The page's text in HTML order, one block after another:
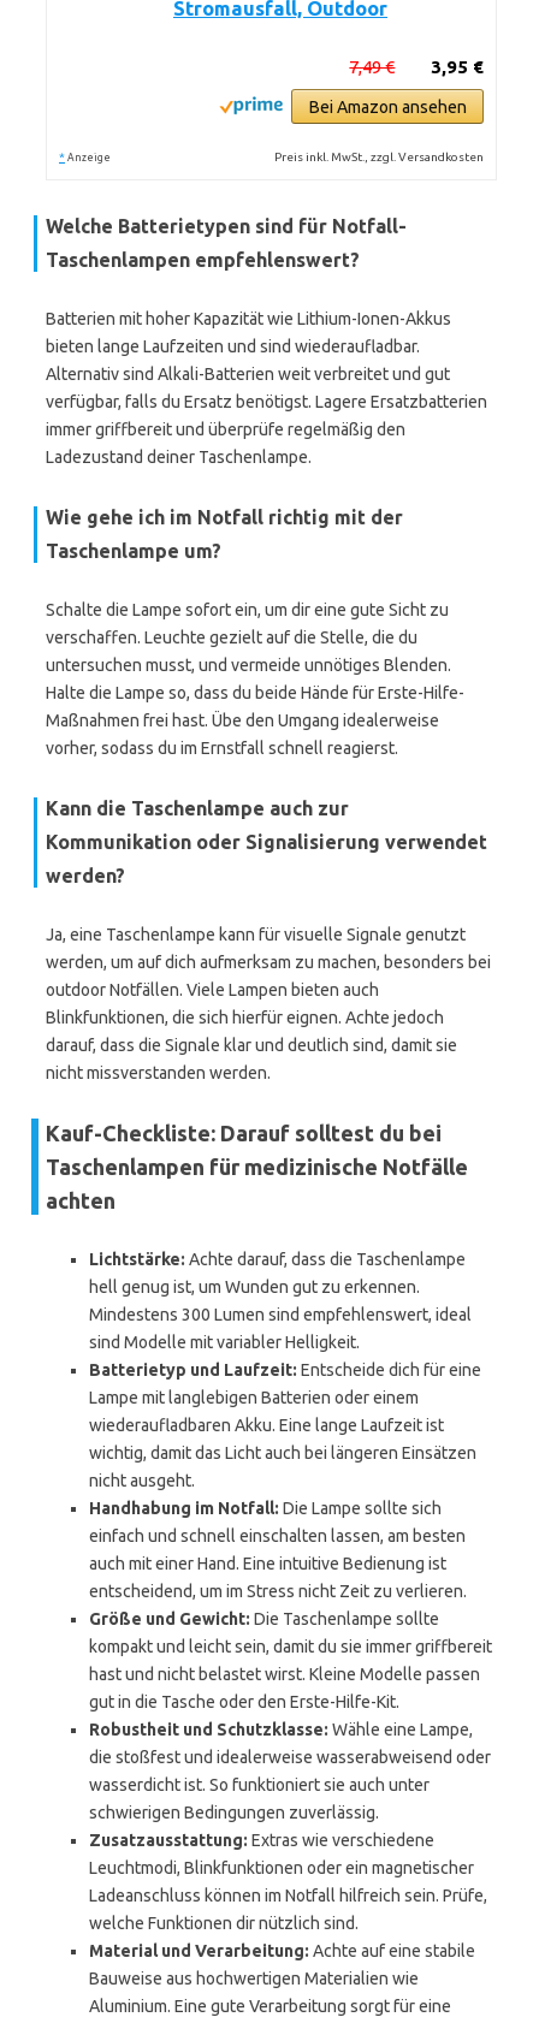
Stromausfall, Outdoor
3,95 €
7,49 €
Bei Amazon ansehen
* Anzeige Preis inkl. MwSt., zzgl. Versandkosten
Welche Batterietypen sind für Notfall-
Taschenlampen empfehlenswert?
Batterien mit hoher Kapazität wie Lithium-Ionen-Akkus
bieten lange Laufzeiten und sind wiederaufladbar.
Alternativ sind Alkali-Batterien weit verbreitet und gut
verfügbar, falls du Ersatz benötigst. Lagere Ersatzbatterien
immer griffbereit und überprüfe regelmäßig den
Ladezustand deiner Taschenlampe.
Wie gehe ich im Notfall richtig mit der
Taschenlampe um?
Schalte die Lampe sofort ein, um dir eine gute Sicht zu
verschaffen. Leuchte gezielt auf die Stelle, die du
untersuchen musst, und vermeide unnötiges Blenden.
Halte die Lampe so, dass du beide Hände für Erste-Hilfe-
Maßnahmen frei hast. Übe den Umgang idealerweise
vorher, sodass du im Ernstfall schnell reagierst.
Kann die Taschenlampe auch zur
Kommunikation oder Signalisierung verwendet
werden?
Ja, eine Taschenlampe kann für visuelle Signale genutzt
werden, um auf dich aufmerksam zu machen, besonders bei
outdoor Notfällen. Viele Lampen bieten auch
Blinkfunktionen, die sich hierfür eignen. Achte jedoch
darauf, dass die Signale klar und deutlich sind, damit sie
nicht missverstanden werden.
Kauf-Checkliste: Darauf solltest du bei
Taschenlampen für medizinische Notfälle
achten
Lichtstärke: Achte darauf, dass die Taschenlampe
hell genug ist, um Wunden gut zu erkennen.
Mindestens 300 Lumen sind empfehlenswert, ideal
sind Modelle mit variabler Helligkeit.
Batterietyp und Laufzeit: Entscheide dich für eine
Lampe mit langlebigen Batterien oder einem
wiederaufladbaren Akku. Eine lange Laufzeit ist
wichtig, damit das Licht auch bei längeren Einsätzen
nicht ausgeht.
Handhabung im Notfall: Die Lampe sollte sich
einfach und schnell einschalten lassen, am besten
auch mit einer Hand. Eine intuitive Bedienung ist
entscheidend, um im Stress nicht Zeit zu verlieren.
Größe und Gewicht: Die Taschenlampe sollte
kompakt und leicht sein, damit du sie immer griffbereit
hast und nicht belastet wirst. Kleine Modelle passen
gut in die Tasche oder den Erste-Hilfe-Kit.
Robustheit und Schutzklasse: Wähle eine Lampe,
die stoßfest und idealerweise wasserabweisend oder
wasserdicht ist. So funktioniert sie auch unter
schwierigen Bedingungen zuverlässig.
Zusatzausstattung: Extras wie verschiedene
Leuchtmodi, Blinkfunktionen oder ein magnetischer
Ladeanschluss können im Notfall hilfreich sein. Prüfe,
welche Funktionen dir nützlich sind.
Material und Verarbeitung: Achte auf eine stabile
Bauweise aus hochwertigen Materialien wie
Aluminium. Eine gute Verarbeitung sorgt für eine